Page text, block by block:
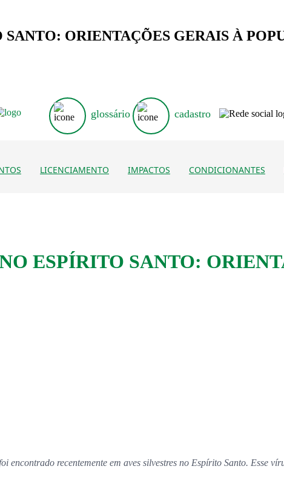
ORIENTAÇÕES GERAIS À
glossário cadastro
LICENCIAMENTO IMPACTOS CONDICIONANTES
ESPÍRITO SANTO:
encontrado recentemente em aves silvestres no Espírito Santo. Esse